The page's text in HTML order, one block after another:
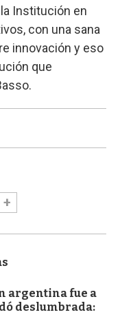
Institución en
con una sana
innovación y eso
que
argentina fue a
deslumbrada: